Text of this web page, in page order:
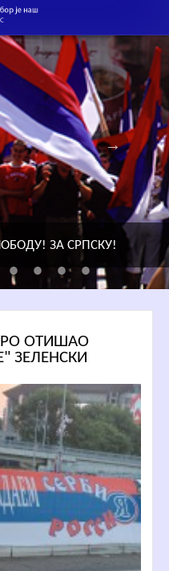
ЗА СРПСКУ!
ОТИШАО
ЗЕЛЕНСКИ